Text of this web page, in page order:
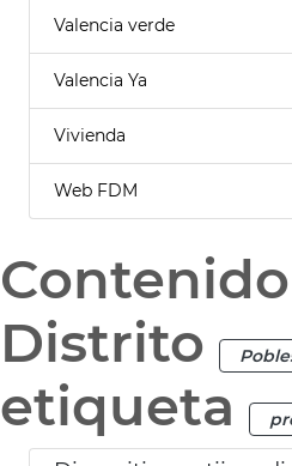
Valencia verde
Valencia Ya
Vivienda
Web FDM
Distrito
etiqueta